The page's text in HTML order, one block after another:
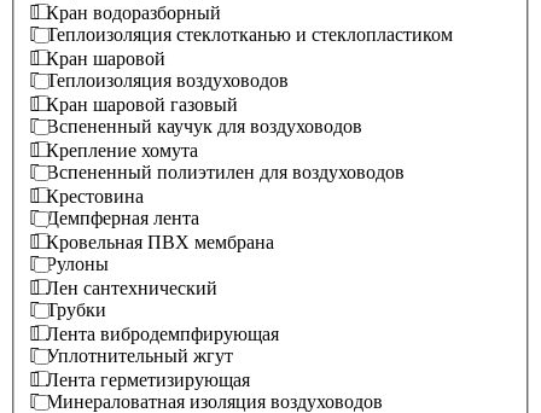
Теплоизоляция стеклотканью и стеклопластиком
Теплоизоляция воздуховодов
Вспененный каучук для воздуховодов
Вспененный полиэтилен для воздуховодов
Демпферная лента
Рулоны
Трубки
Уплотнительный жгут
Минераловатная изоляция воздуховодов
Кран водоразборный
Кран шаровой
Кран шаровой газовый
Крепление хомута
Крестовина
Кровельная ПВХ мембрана
Лен сантехнический
Лента вибродемпфирующая
Лента герметизирующая